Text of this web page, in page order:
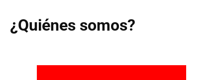
¿Quiénes somos?